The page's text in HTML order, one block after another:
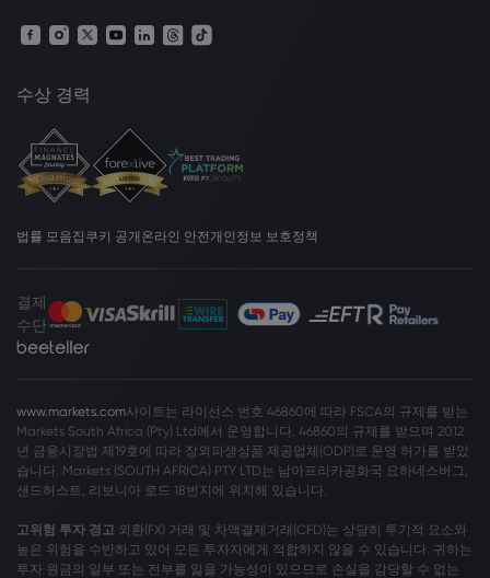
수상 경력
법률 모음집 쿠키 공개온라인 안전 개인정보 보호정책
결제
수단
www.markets.com사이트는 라이선스 번호 46860에 따라 FSCA의 규제를 받는
Markets South Africa (Pty) Ltd에서 운영합니다. 46860의 규제를 받으며 2012
년 금융시장법 제19호에 따라 장외파생상품 제공업체(ODP)로 운영 허가를 받았
습니다. Markets (SOUTH AFRICA) PTY LTD는 남아프리카공화국 요하네스버그,
샌드허스트, 리보니아 로드 18번지에 위치해 있습니다.
고위험 투자 경고 외환(FX) 거래 및 차액결제거래(CFD)는 상당히 투기적 요소와
높은 위험을 수반하고 있어 모든 투자자에게 적합하지 않을 수 있습니다. 귀하는
투자 원금의 일부 또는 전부를 잃을 가능성이 있으므로 손실을 감당할 수 없는